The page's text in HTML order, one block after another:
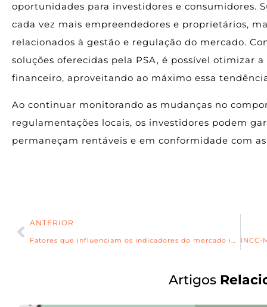
oportunidades para investidores e consumidores.
cada vez mais empreendedores e proprietários,
relacionados à gestão e regulação do mercado.
soluções oferecidas pela PSA, é possível otimizar
financeiro, aproveitando ao máximo essa
Ao continuar monitorando as mudanças no
regulamentações locais, os investidores podem
permaneçam rentáveis e em conformidade com
ANTERIOR
Fatores que influenciam os indicadores do mercado imobiliário: Um olhar atual para o setor
Artigos